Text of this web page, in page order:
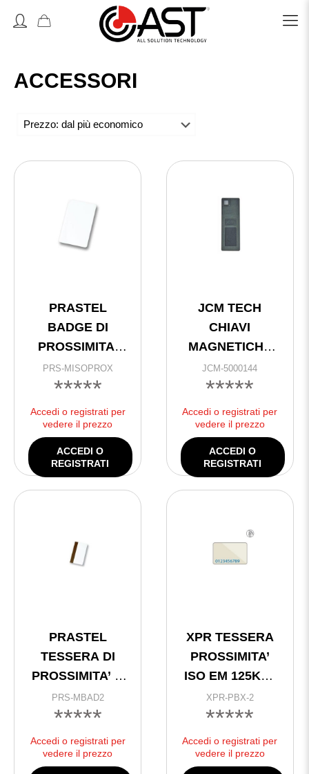
Accedi o Registrati
ACCESSORI
PRASTEL
BADGE DI
PROSSIMITA’
BIANCO
PRASTEL
PRS-MISOPROX
*****
Accedi o registrati per
vedere il prezzo
ACCEDI O
REGISTRATI
JCM TECH
CHIAVI
MAGNETICHE
@
JCM-5000144
*****
Accedi o registrati per
vedere il prezzo
ACCEDI O
REGISTRATI
PRASTEL
TESSERA DI
PROSSIMITA’ A
DOPPIA
TECNOLOGIA DI
PROSSIMITA’
CON BANDA
PRS-MBAD2
*****
Accedi o registrati per
vedere il prezzo
XPR TESSERA
PROSSIMITA’
ISO EM 125KHz
BIANCA
NUMERATA
XPR-PBX-2
*****
Accedi o registrati per
vedere il prezzo